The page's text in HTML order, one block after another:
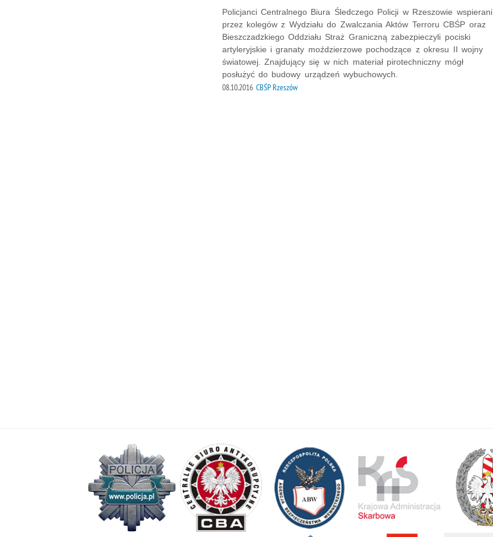
Policjanci Centralnego Biura Śledczego Policji w Rzeszowie wspierani
przez kolegów z Wydziału do Zwalczania Aktów Terroru CBŚP oraz
Bieszczadzkiego Oddziału Straż Graniczną zabezpieczyli pociski
artyleryjskie i granaty moździerzowe pochodzące z okresu II wojny
światowej. Znajdujący się w nich materiał pirotechniczny mógł
posłużyć do budowy urządzeń wybuchowych.
08.10.2016 CBŚP Rzeszów